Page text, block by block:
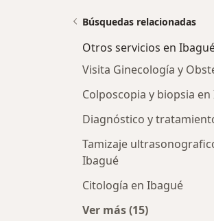
Búsquedas relacionadas
Otros servicios en
Visita Ginecología y
Colposcopia y biopsia
Diagnóstico y
Tamizaje
Ibagué
Citología en Ibagué
Ver más (15)